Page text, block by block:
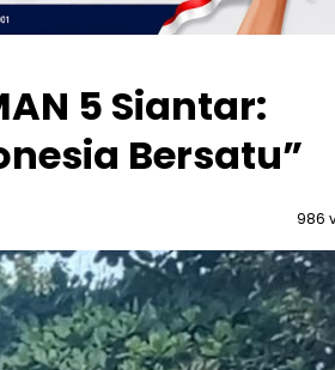
5 Siantar:
Bersatu”
986